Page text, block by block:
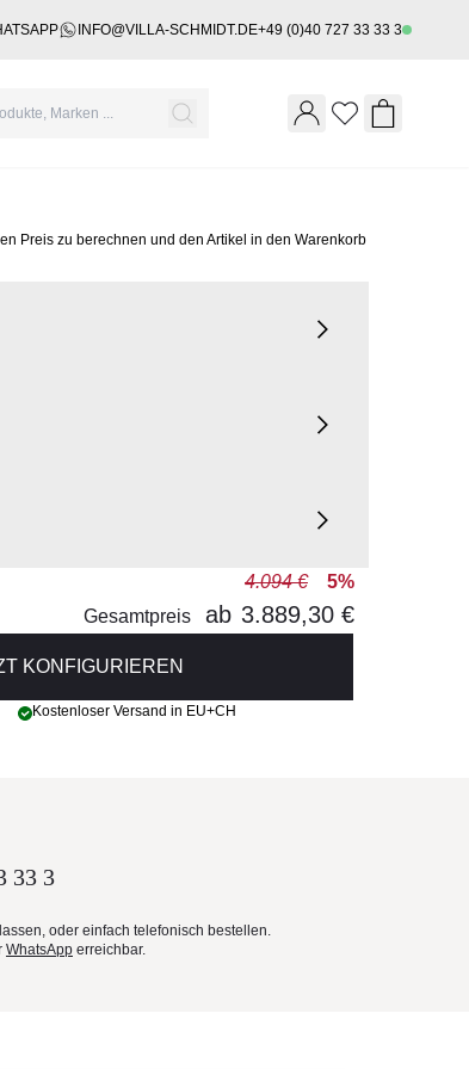
INFO@VILLA-SCHMIDT.DE+49 (0)40 727 33 33 3
Wishlist
Preis zu berechnen und den Artikel in den Warenkorb
4.094 €
5%
Gesamtpreis
ab 3.889,30 €
KONFIGURIEREN
Kostenloser Versand in EU+CH
33 3
oder einfach telefonisch bestellen.
WhatsApp erreichbar.